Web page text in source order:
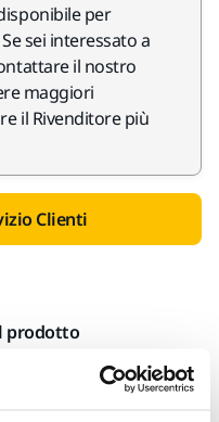
per
sei interessato a
il nostro
maggiori
il Rivenditore più
Clienti
prodotto
Download